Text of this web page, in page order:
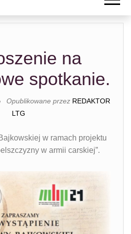
na
spotkanie.
Opublikowane przez REDAKTOR
LTG
w ramach projektu
w armii carskiej”.